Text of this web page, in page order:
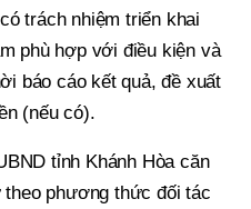
trách nhiệm triển khai
phù hợp với điều kiện và
báo cáo kết quả, đề xuất
(nếu có).
tỉnh Khánh Hòa căn
phương thức đối tác